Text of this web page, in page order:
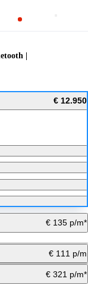
|
€ 12.950
€ 135 p/m*
€ 111 p/m
€ 321 p/m*